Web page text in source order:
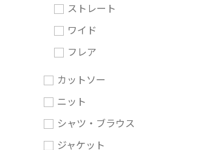
ストレート
ワイド
フレア
カットソー
ニット
シャツ・ブラウス
ジャケット